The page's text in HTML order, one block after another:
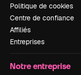
Politique de cookies
Centre de confiance
Affiliés
Entreprises
Notre entreprise